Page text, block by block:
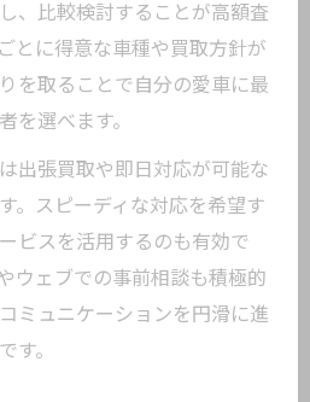
、比較検討することが高額査
とに得意な車種や買取方針が
を取ることで自分の愛車に最
を選べます。
出張買取や即日対応が可能な
。スピーディな対応を希望す
ビスを活用するのも有効で
ウェブでの事前相談も積極的
ミュニケーションを円滑に進
す。